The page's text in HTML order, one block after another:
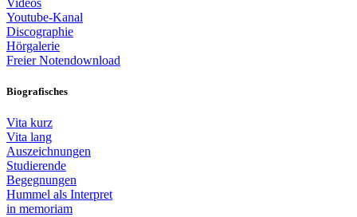
Videos
Youtube-Kanal
Discographie
Hörgalerie
Freier Notendownload
Biografisches
Vita kurz
Vita lang
Auszeichnungen
Studierende
Begegnungen
Hummel als Interpret
in memoriam